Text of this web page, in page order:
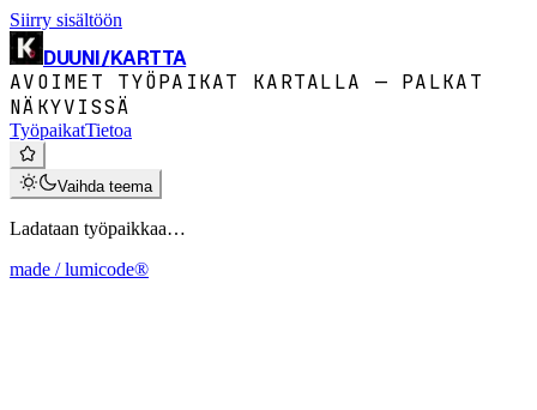
Siirry sisältöön
DUUNI/KARTTA
AVOIMET TYÖPAIKAT KARTALLA — PALKAT
NÄKYVISSÄ
TyöpaikatTietoa
Vaihda teema
Ladataan työpaikkaa…
made / lumicode®